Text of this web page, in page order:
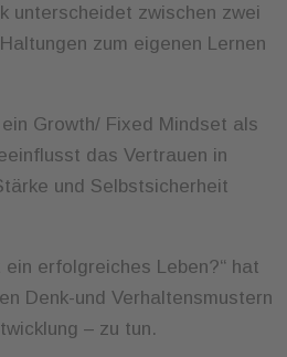
unterscheidet zwischen zwei
zum eigenen Lernen
Growth/ Fixed Mindset als
das Vertrauen in
und Selbstsicherheit
erfolgreiches Leben?“ hat
Denk-und Verhaltensmustern
– zu tun.